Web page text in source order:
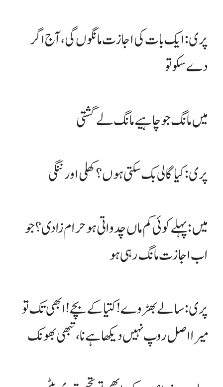
پری: ایک بات کی اجازت مانگوں گی، آج اگر
دے سکو تو
میں مانگ جو چاہیے مانگ لے گشتی
پری: کیا گالی بک سکتی ہوں؟ کھلی اور ننگی
میں : پہلے کوئی کم ما ں چدواتی ہو حرام زادی؟ جو
اب اجازت مانگ رہی ہو
پری: سالے بھڑ وے ! کتیا کے بچے ! ابھی تک تو
میرا اصل روپ نہیں دیکھا ہے نا، تبھی بھونک